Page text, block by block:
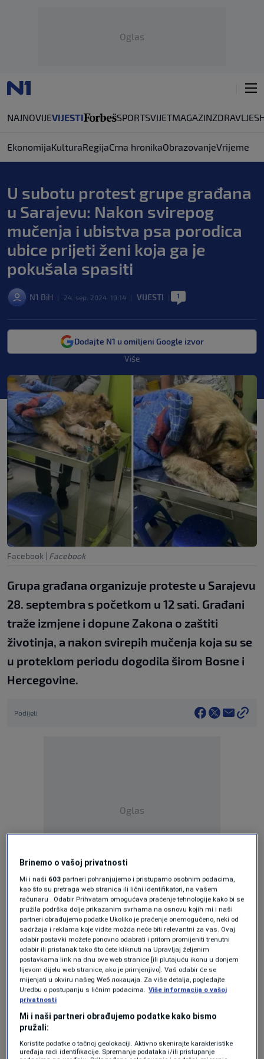
Oglas
NAJNOVIJEVIJESTI SPORTSVIJETMAGAZINZDRAVLJE
EkonomijaKulturaRegijaCrna hronikaObrazovanjeVrijeme
U subotu protest grupe građana
u Sarajevu: Nakon svirepog
mučenja i ubistva psa porodica
ubice prijeti ženi koja ga je
pokušala spasiti
N1 BiH 24. sep. 2024. 19:14 VIJESTI 1
Dodajte N1 u omiljeni Google izvor
Više
Facebook | Facebook
Grupa građana organizuje proteste u Sarajevu
28. septembra s početkom u 12 sati. Građani
traže izmjene i dopune Zakona o zaštiti
životinja, a nakon svirepih mučenja koja su se
u proteklom periodu dogodila širom Bosne i
Hercegovine.
Podijeli
Oglas
Protesti počinju ispred Zemaljskog muzeja, a
potom će mirno prošetati do Parlamenta. Neće
biti obustave saobraćaja.
Osim zahtijeva za izmjenom zakona, cilj je
pružiti javnu podršku Dragai G. koja je otvorene
prijetnje od porodice
dana pucao u psa, a potom ga ranjenog vukao
traktorom po ulici. Dragana je psa odvela
Brinemo o vašoj privatnosti
Mi i naši 603 partneri pohranjujemo i pristupamo osobnim podacima,
kao što su pretraga web stranica ili lični identifikatori, na vašem
računaru . Odabir Prihvatam omogućava praćenje tehnologije kako bi se
pružila podrška dolje prikazanim svrhama na osnovu kojih mi i naši
partneri obrađujemo podatke Ukoliko je praćenje onemogućeno, neki od
sadržaja i reklama koje vidite možda neće biti relevantni za vas. Ovaj
odabir postavki možete ponovno odabrati i pritom promijeniti trenutni
odabir ili pristanak tako što ćete kliknuti na Upravljaj željenim
postavkama link na dnu ove web stranice [ili plutajuću ikonu u donjem
lijevom dijelu web stranice, ako je primjenjivo]. Vaš odabir će se
mijenjati u okviru našeg Wеб локација. Za više detalja, pogledajte
Uredbu o postupanju s ličnim podacima. Više informacija o vašoj
privatnosti
Mi i naši partneri obrađujemo podatke kako bismo
pružali:
Koristite podatke o tačnoj geolokaciji. Aktivno skenirajte karakteristike
uređaja radi identifikacije. Spremanje podataka i/ili pristupanje